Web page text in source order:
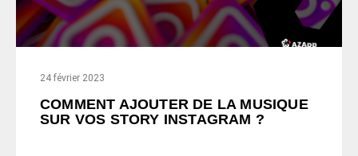
24 février 2023
COMMENT AJOUTER DE LA MUSIQUE
SUR VOS STORY INSTAGRAM ?